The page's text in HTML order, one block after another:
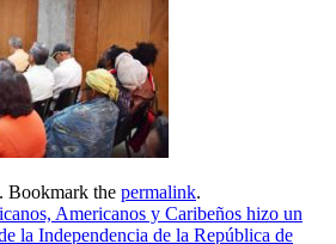
Bookmark the permalink.
Americanos y Caribeños hizo un
la Independencia de la República de